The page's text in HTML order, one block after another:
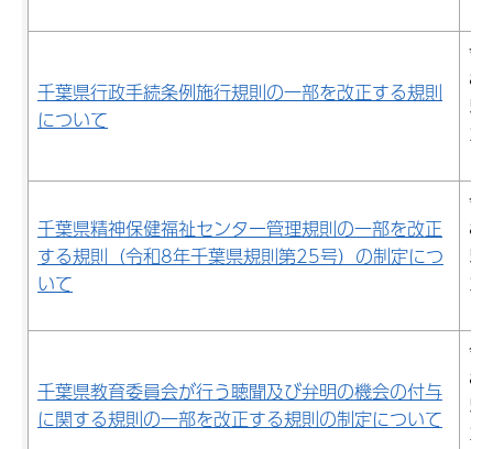
千葉県行政手続条例施行規則の一部を改正する規則
について
令
8
5
29
千葉県精神保健福祉センター管理規則の一部を改正
する規則（令和8年千葉県規則第25号）の制定につ
いて
令
8
5
29
千葉県教育委員会が行う聴聞及び弁明の機会の付与
に関する規則の一部を改正する規則の制定について
令
8
5
29